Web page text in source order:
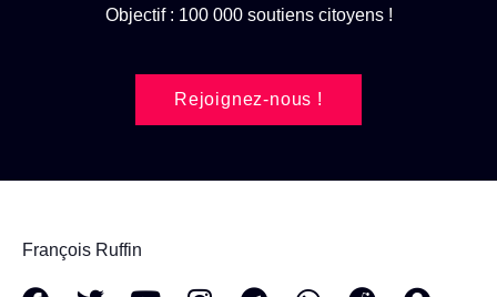
Objectif : 100 000 soutiens citoyens !
Rejoignez-nous !
François Ruffin